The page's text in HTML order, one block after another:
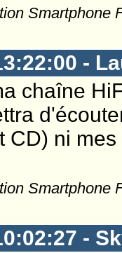
Smartphone
-
chaîne
CD) ni
Smartphone
-